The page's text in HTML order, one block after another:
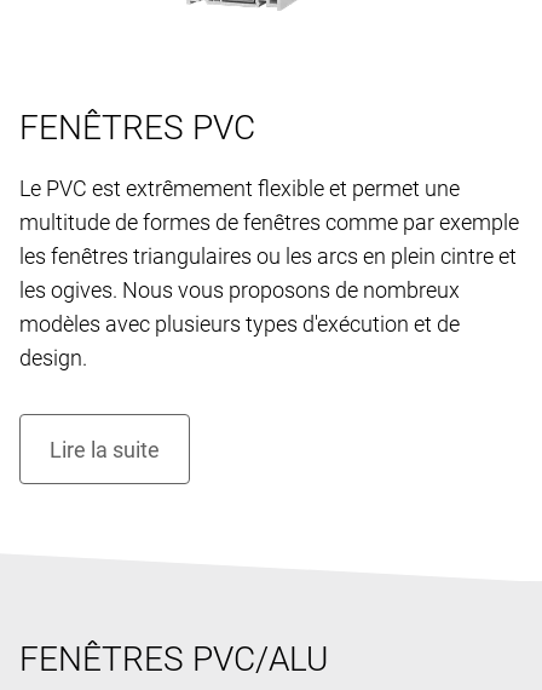
FENÊTRES PVC
Le PVC est extrêmement flexible et permet une
multitude de formes de fenêtres comme par exemple
les fenêtres triangulaires ou les arcs en plein cintre et
les ogives. Nous vous proposons de nombreux
modèles avec plusieurs types d'exécution et de
design.
FENÊTRES PVC/ALU